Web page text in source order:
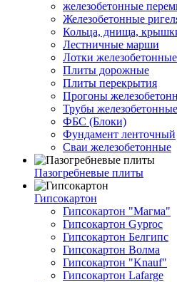
железобетонные
Железобетонные
Кольца, днища,
Лестничные марши
Лотки железобетонные
Плиты дорожные
Плиты перекрытия
Прогоны
Трубы железобетонные
ФБС (Блоки)
Фундамент ленточный
Сваи железобетонные
Пазогребневые плиты
Гипсокартон
Гипсокартон "Магма"
Гипсокартон Gyproc
Гипсокартон Белгипс
Гипсокартон Волма
Гипсокартон "Knauf"
Гипсокартон Lafarge